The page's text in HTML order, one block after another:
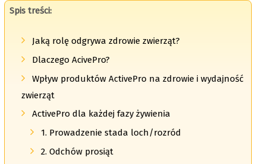
Spis treści:
Jaką rolę odgrywa zdrowie zwierząt?
Dlaczego AcivePro?
Wpływ produktów ActivePro na zdrowie i wydajność
zwierząt
ActivePro dla każdej fazy żywienia
1. Prowadzenie stada loch/rozród
2. Odchów prosiąt